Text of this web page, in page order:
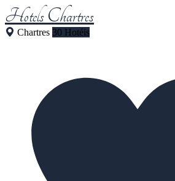
Hotels Chartres
Chartres 30 Hotéis